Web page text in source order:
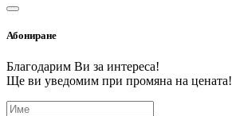
Абониране
Благодарим Ви за интереса!
Ще ви уведомим при промяна на цената!